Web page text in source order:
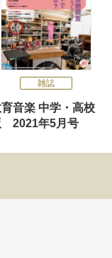
雑誌
音楽 中学・高校
2021年5月号